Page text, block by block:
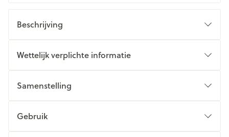
Beschrijving
Wettelijk verplichte informatie
Samenstelling
Gebruik